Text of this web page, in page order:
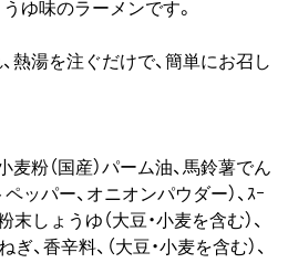
ゆ味のラーメンです。
熱湯を注ぐだけで、簡単にお召し
麦粉（国産）パーム油、馬鈴薯でん
ペッパー、オニオンパウダー）、ｽｰ
末しょうゆ（大豆・小麦を含む）、
、香辛料、（大豆・小麦を含む）、